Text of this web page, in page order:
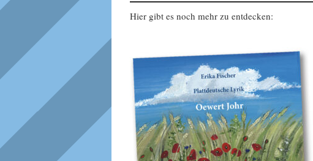
Hier gibt es noch mehr zu entdecken: